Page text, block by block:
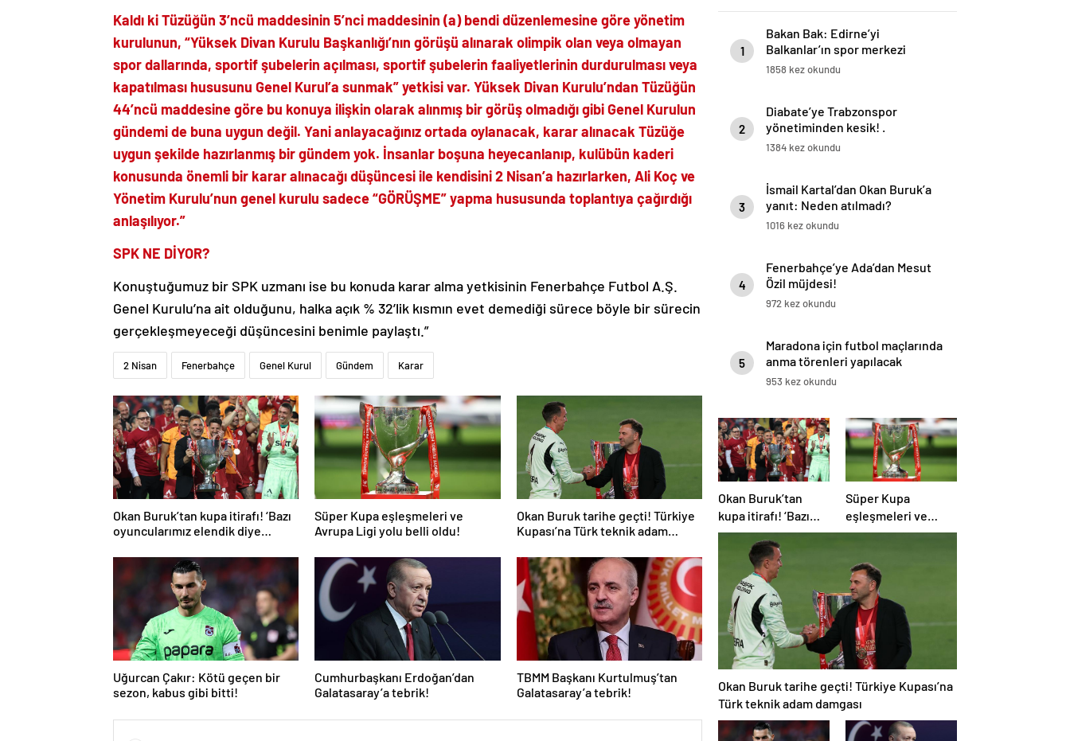
Kaldı ki Tüzüğün 3’ncü maddesinin 5’nci maddesinin (a) bendi düzenlemesine göre yönetim
kurulunun, “Yüksek Divan Kurulu Başkanlığı’nın görüşü alınarak olimpik olan veya olmayan
spor dallarında, sportif şubelerin açılması, sportif şubelerin faaliyetlerinin durdurulması veya
kapatılması hususunu Genel Kurul’a sunmak” yetkisi var. Yüksek Divan Kurulu’ndan Tüzüğün
44’ncü maddesine göre bu konuya ilişkin olarak alınmış bir görüş olmadığı gibi Genel Kurulun
gündemi de buna uygun değil. Yani anlayacağınız ortada oylanacak, karar alınacak Tüzüğe
uygun şekilde hazırlanmış bir gündem yok. İnsanlar boşuna heyecanlanıp, kulübün kaderi
konusunda önemli bir karar alınacağı düşüncesi ile kendisini 2 Nisan’a hazırlarken, Ali Koç ve
Yönetim Kurulu’nun genel kurulu sadece “GÖRÜŞME” yapma hususunda toplantıya çağırdığı
anlaşılıyor.”
SPK NE DİYOR?
Konuştuğumuz bir SPK uzmanı ise bu konuda karar alma yetkisinin Fenerbahçe Futbol A.Ş.
Genel Kurulu’na ait olduğunu, halka açık % 32’lik kısmın evet demediği sürece böyle bir sürecin
gerçekleşmeyeceği düşüncesini benimle paylaştı.”
2 Nisan Fenerbahçe Genel Kurul Gündem Karar
Okan Buruk’tan kupa itirafı! ‘Bazı
oyuncularımız elendik diye
Süper Kupa eşleşmeleri ve
Avrupa Ligi yolu belli oldu!
Okan Buruk tarihe geçti! Türkiye
Kupası’na Türk teknik adam
Uğurcan Çakır: Kötü geçen bir
sezon, kabus gibi bitti!
Cumhurbaşkanı Erdoğan’dan
Galatasaray’a tebrik!
TBMM Başkanı Kurtulmuş’tan
Galatasaray’a tebrik!
1
Bakan Bak: Edirne’yi
Balkanlar’ın spor merkezi
yapmaya çalışıyoruz
1858 kez okundu
2
Diabate’ye Trabzonspor
yönetiminden kesik! .
1384 kez okundu
3
İsmail Kartal’dan Okan Buruk’a
yanıt: Neden atılmadı?
1016 kez okundu
4
Fenerbahçe’ye Ada’dan Mesut
Özil müjdesi!
972 kez okundu
5
Maradona için futbol maçlarında
anma törenleri yapılacak
953 kez okundu
Okan Buruk’tan
kupa itirafı! ‘Bazı
oyuncularımız
elendik diye
düşündü’
Süper Kupa
eşleşmeleri ve
Avrupa Ligi yolu
Okan Buruk tarihe geçti! Türkiye Kupası’na
Türk teknik adam damgası